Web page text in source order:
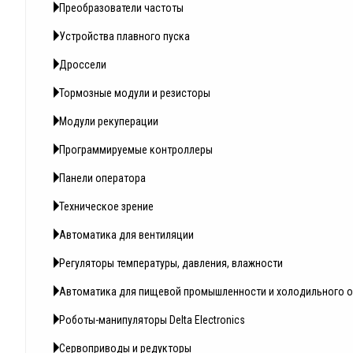
Преобразователи частоты
Устройства плавного пуска
Дроссели
Тормозные модули и резисторы
Модули рекуперации
Программируемые контроллеры
Панели оператора
Техническое зрение
Автоматика для вентиляции
Регуляторы температуры, давления, влажности
Автоматика для пищевой промышленности и холодильного
Роботы-манипуляторы Delta Electronics
Сервоприводы и редукторы